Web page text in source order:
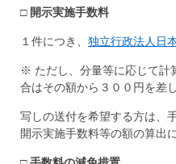
□ 開示実施手数料
１件につき、 独立行政法人日
※ ただし、分量等に応じて計
合はその額から３００円を差
写しの送付を希望する方は、
開示実施手数料等の額の算出